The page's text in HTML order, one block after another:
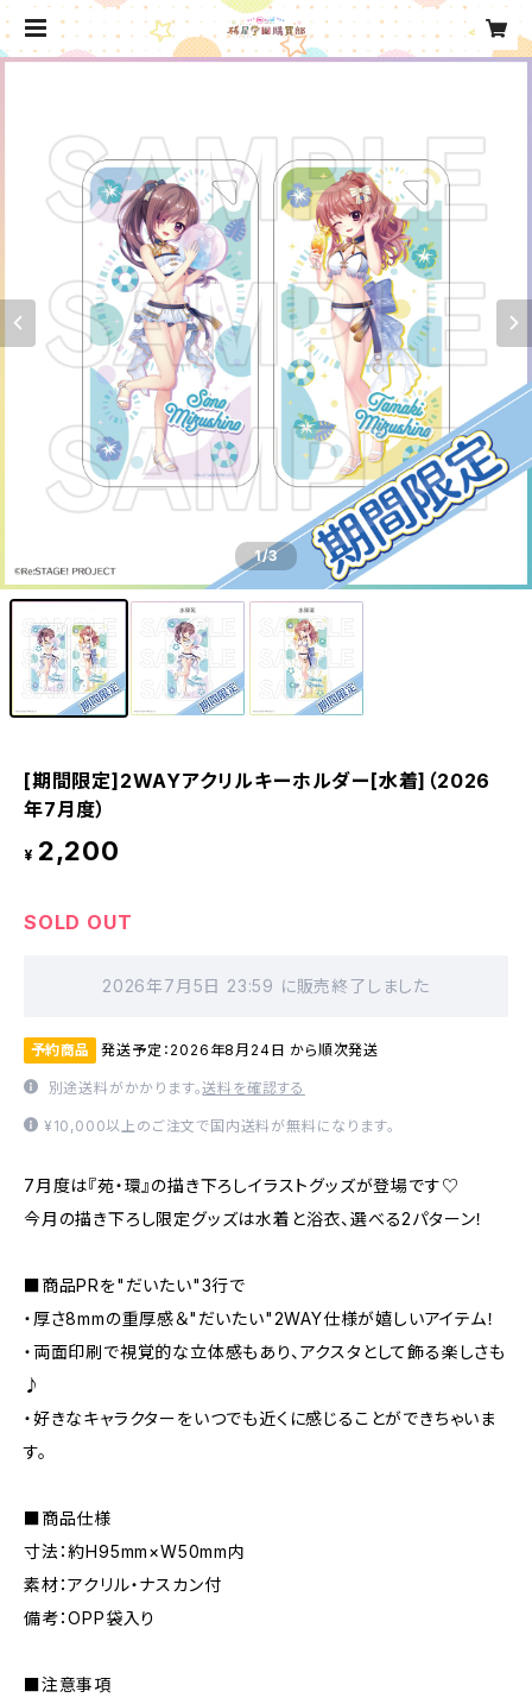
1/3
[期間限定]2WAYアクリルキーホルダー[水着]（2026
年7月度）
¥ 2,200
SOLD OUT
2026年7月5日 23:59 に販売終了しました
予約商品 発送予定：2026年8月24日 から順次発送
別途送料がかかります。送料を確認する
¥10,000以上のご注文で国内送料が無料になります。
7月度は『苑・環』の描き下ろしイラストグッズが登場です♡
今月の描き下ろし限定グッズは水着と浴衣、選べる2パターン！
■商品PRを"だいたい"3行で
・厚さ8mmの重厚感＆"だいたい"2WAY仕様が嬉しいアイテム！
・両面印刷で視覚的な立体感もあり、アクスタとして飾る楽しさも
♪
・好きなキャラクターをいつでも近くに感じることができちゃいま
す。
■商品仕様
寸法：約H95mm×W50mm内
素材：アクリル・ナスカン付
備考：OPP袋入り
■注意事項